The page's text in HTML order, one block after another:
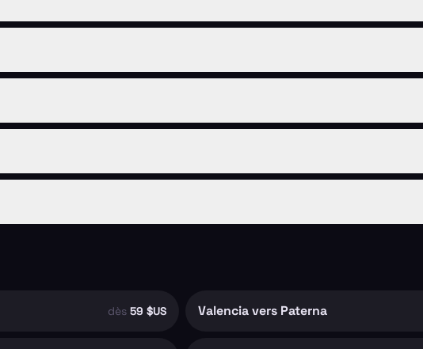
dès 59 $US Valencia vers Paterna